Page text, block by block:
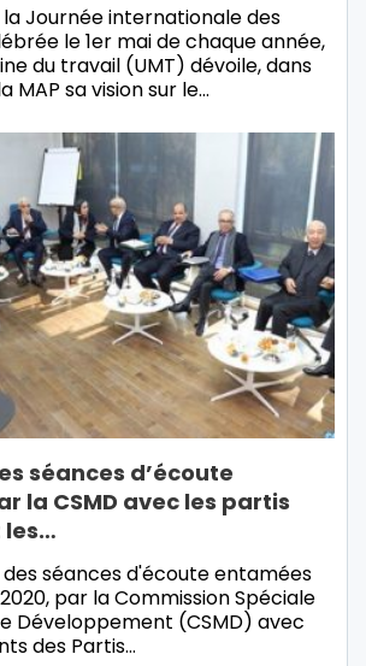
Journée internationale des
le 1er mai de chaque année,
du travail (UMT) dévoile, dans
MAP sa vision sur le…
séances d’écoute
la CSMD avec les partis
les…
des séances d'écoute entamées
par la Commission Spéciale
Développement (CSMD) avec
des Partis…